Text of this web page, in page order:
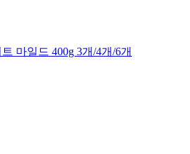
마일드 400g 3개/4개/6개